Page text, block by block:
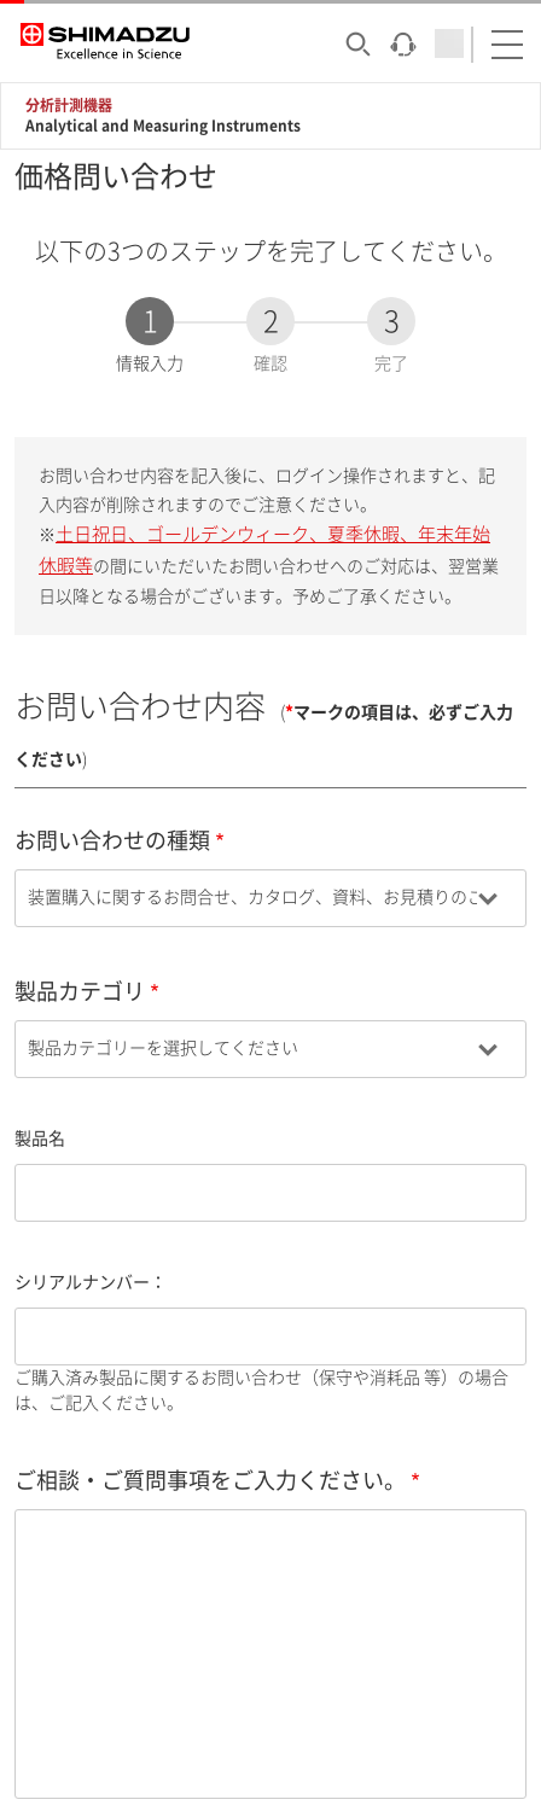
分析計測機器
Analytical and Measuring Instruments
価格問い合わせ
以下の3つのステップを完了してください。
1
現
情報入力
2
確認
3
完了
お問い合わせ内容を記入後に、ログイン操作されますと、記
入内容が削除されますのでご注意ください。
※ 土日祝日、ゴールデンウィーク、夏季休暇、年末年始
休暇等の間にいただいたお問い合わせへのご対応は、翌営業
日以降となる場合がございます。予めご了承ください。
お問い合わせ内容 (*マークの項目は、必ずご入力
ください)
お問い合わせの種類
製品カテゴリ
製品名
シリアルナンバー：
ご購入済み製品に関するお問い合わせ（保守や消耗品 等）の場合
は、ご記入ください。
ご相談・ご質問事項をご入力ください。